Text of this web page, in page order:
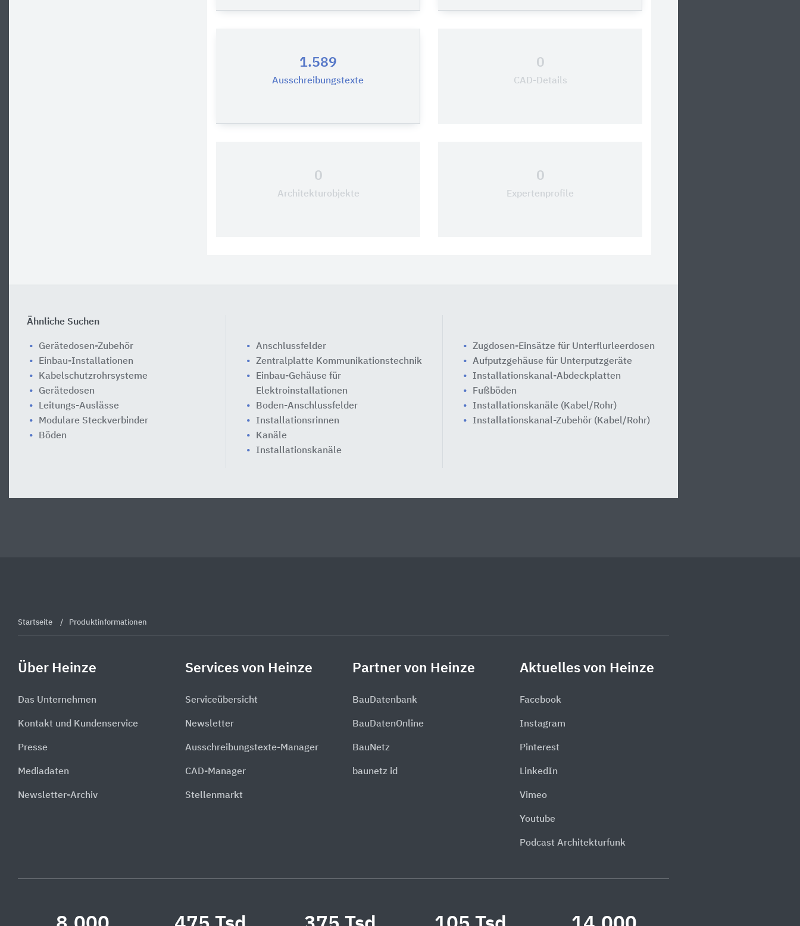
1.589
Ausschreibungstexte
0
CAD-Details
0
Architekturobjekte
0
Expertenprofile
Ähnliche Suchen
Gerätedosen-Zubehör
Einbau-Installationen
Kabelschutzrohrsysteme
Gerätedosen
Leitungs-Auslässe
Modulare Steckverbinder
Böden
Anschlussfelder
Zentralplatte Kommunikationstechnik
Einbau-Gehäuse für
Elektroinstallationen
Boden-Anschlussfelder
Installationsrinnen
Kanäle
Installationskanäle
Zugdosen-Einsätze für Unterflurleerdosen
Aufputzgehäuse für Unterputzgeräte
Installationskanal-Abdeckplatten
Fußböden
Installationskanäle (Kabel/Rohr)
Installationskanal-Zubehör (Kabel/Rohr)
Startseite Produktinformationen
Über Heinze
Das Unternehmen
Kontakt und Kundenservice
Presse
Mediadaten
Newsletter-Archiv
Services von Heinze
Serviceübersicht
Newsletter
Ausschreibungstexte-Manager
CAD-Manager
Stellenmarkt
Partner von Heinze
BauDatenbank
BauDatenOnline
BauNetz
baunetz id
Aktuelles von Heinze
Facebook
Instagram
Pinterest
LinkedIn
Vimeo
Youtube
Podcast Architekturfunk